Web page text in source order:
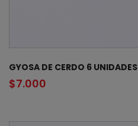
GYOSA DE CERDO 6 UNIDADES
$7.000